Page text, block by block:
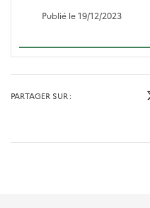
Publié le 19/12/2023
PARTAGER SUR